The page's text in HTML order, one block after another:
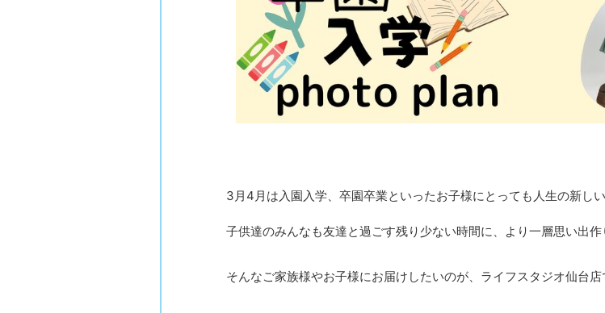
3月4月は入園入学、卒園卒業といったお子様にとっても人生の新しい
子供達のみんなも友達と過ごす残り少ない時間に、より一層思い出
そんなご家族様やお子様にお届けしたいのが、ライフスタジオ仙台